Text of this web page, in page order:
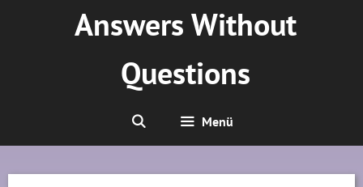
Answers Without
Questions
Menü